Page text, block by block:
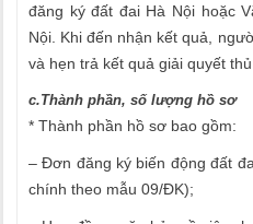
đăng ký đất đai Hà Nội hoặc
Nội. Khi đến nhận kết quả,
và hẹn trả kết quả giải quyết thủ
c.Thành phần, số lượng hồ sơ
* Thành phần hồ sơ bao gồm:
– Đơn đăng ký biến động đất
chính theo mẫu 09/ĐK);